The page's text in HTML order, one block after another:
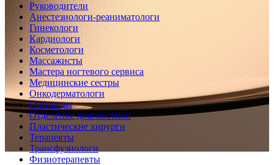
Руководители
Анестезиологи-реаниматологи
Гинекологи
Кардиологи
Косметологи
Массажисты
Мастера ногтевого сервиса
Медицинские сестры
Онкодерматологи
Ортопеды
Отделение диагностики
Пластические хирурги
Терапевты
Трансфузиологи
Физиотерапевты